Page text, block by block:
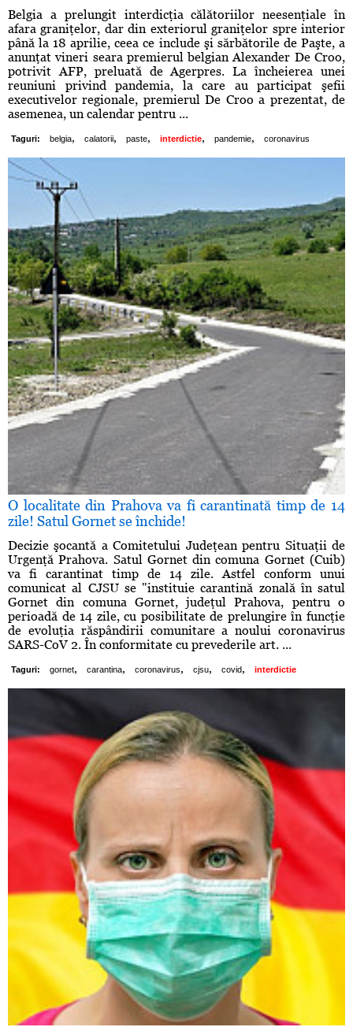
Belgia a prelungit interdicţia călătoriilor neesenţiale în
afara graniţelor, dar din exteriorul graniţelor spre interior
până la 18 aprilie, ceea ce include şi sărbătorile de Paşte, a
anunţat vineri seara premierul belgian Alexander De Croo,
potrivit AFP, preluată de Agerpres. La încheierea unei
reuniuni privind pandemia, la care au participat şefii
executivelor regionale, premierul De Croo a prezentat, de
asemenea, un calendar pentru ...
Taguri: belgia, calatorii, paste, interdictie, pandemie, coronavirus
O localitate din Prahova va fi carantinată timp de 14
zile! Satul Gornet se închide!
Decizie şocantă a Comitetului Judeţean pentru Situaţii de
Urgenţă Prahova. Satul Gornet din comuna Gornet (Cuib)
va fi carantinat timp de 14 zile. Astfel conform unui
comunicat al CJSU se "instituie carantină zonală în satul
Gornet din comuna Gornet, judeţul Prahova, pentru o
perioadă de 14 zile, cu posibilitate de prelungire în funcţie
de evoluţia răspândirii comunitare a noului coronavirus
SARS-CoV 2. În conformitate cu prevederile art. ...
Taguri: gornet, carantina, coronavirus, cjsu, covid, interdictie